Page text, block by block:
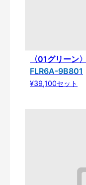
〈01グリーン〉
FLR6A-9B801
¥39,100セット